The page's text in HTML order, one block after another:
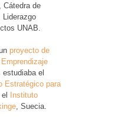
Cátedra de
Liderazgo
UNAB.
proyecto de
estudiaba el
Estratégico para
el Instituto
, Suecia.